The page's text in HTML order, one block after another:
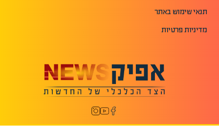
תנאי שימוש באתר
מדיניות פרטיות